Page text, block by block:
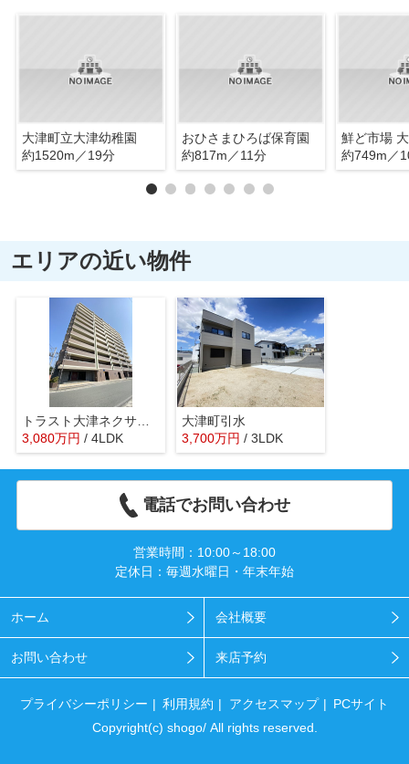
大津町立大津幼稚園
約1520m／19分
おひさまひろば保育園
約817m／11分
鮮ど市場
約749m／
エリアの近い物件
トラスト大津ネクサージュ
3,080万円 / 4LDK
大津町引水
3,700万円 / 3LDK
電話でお問い合わせ
営業時間：10:00～18:00
定休日：毎週水曜日・年末年始
ホーム 会社概要
お問い合わせ 来店予約
プライバシーポリシー 利用規約 アクセスマップ
PCサイト
Copyright(c) shogo/ All rights reserved.